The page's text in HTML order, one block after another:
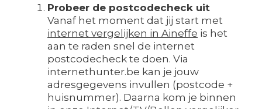
Probeer de postcodecheck uit
Vanaf het moment dat jij start met
internet vergelijken in Aineffe is het
aan te raden snel de internet
postcodecheck te doen. Via
internethunter.be kan je jouw
adresgegevens invullen (postcode +
huisnummer). Daarna kom je binnen